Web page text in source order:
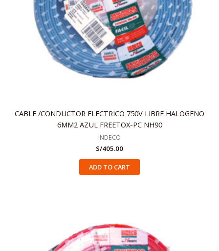
CABLE /CONDUCTOR ELECTRICO 750V LIBRE HALOGENO
6MM2 AZUL FREETOX-PC NH90
INDECO
S/405.00
ADD TO CART